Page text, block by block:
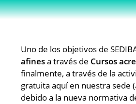
Uno de los objetivos de
afinesa través de Cursos
finalmente, a través de la
gratuita aquí en nuestra sede
debido a la nueva normativa